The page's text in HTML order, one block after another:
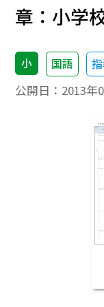
章：小学
小 国語
公開日： 2013年